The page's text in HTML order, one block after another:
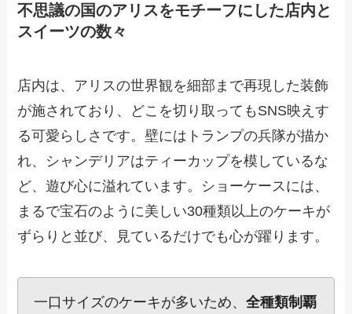
不思議の国のアリスをモチーフにした店内と
スイーツの数々
店内は、アリスの世界観を細部まで再現した装飾
が施されており、どこを切り取ってもSNS映えす
る可愛らしさです。壁にはトランプの兵隊が描か
れ、シャンデリアはティーカップを模しているな
ど、遊び心に溢れています。ショーケースには、
まるで宝石のように美しい30種類以上のケーキが
ずらりと並び、見ているだけでも心が躍ります。
一口サイズのケーキが多いため、全種類制覇